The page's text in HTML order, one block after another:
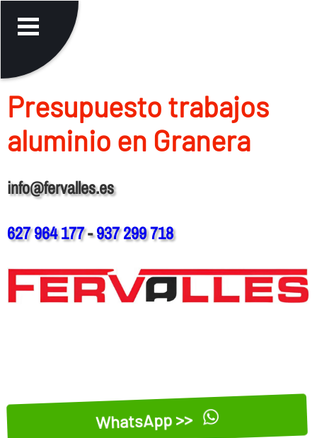
Presupuesto trabajos
aluminio en Granera
info@fervalles.es
627 964 177-937 299 718
WhatsApp >>